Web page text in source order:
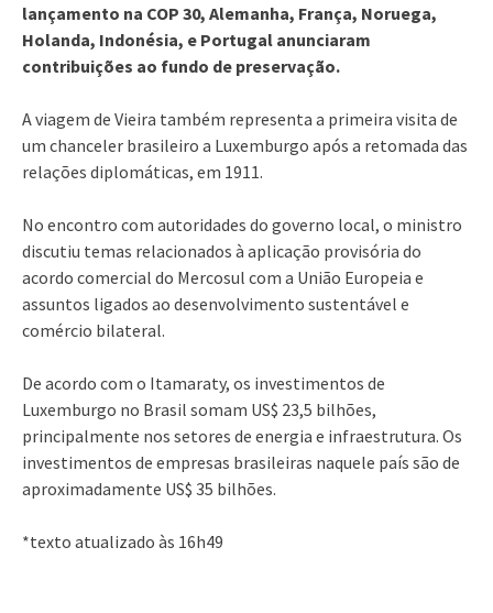
lançamento na COP 30, Alemanha, França, Noruega,
Holanda, Indonésia, e Portugal anunciaram
contribuições ao fundo de preservação.
A viagem de Vieira também representa a primeira visita de
um chanceler brasileiro a Luxemburgo após a retomada das
relações diplomáticas, em 1911.
No encontro com autoridades do governo local, o ministro
discutiu temas relacionados à aplicação provisória do
acordo comercial do Mercosul com a União Europeia e
assuntos ligados ao desenvolvimento sustentável e
comércio bilateral.
De acordo com o Itamaraty, os investimentos de
Luxemburgo no Brasil somam US$ 23,5 bilhões,
principalmente nos setores de energia e infraestrutura. Os
investimentos de empresas brasileiras naquele país são de
aproximadamente US$ 35 bilhões.
*texto atualizado às 16h49